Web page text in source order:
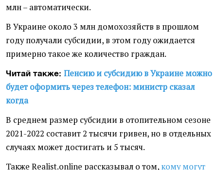
млн – автоматически.
В Украине около 3 млн домохозяйств в прошлом
году получали субсидии, в этом году ожидается
примерно такое же количество граждан.
Читай также: Пенсию и субсидию в Украине можно
будет оформить через телефон: министр сказал
когда
В среднем размер субсидии в отопительном сезоне
2021-2022 составит 2 тысячи гривен, но в отдельных
случаях может достигать и 5 тысяч.
Также Realist.online рассказывал о том, кому могут